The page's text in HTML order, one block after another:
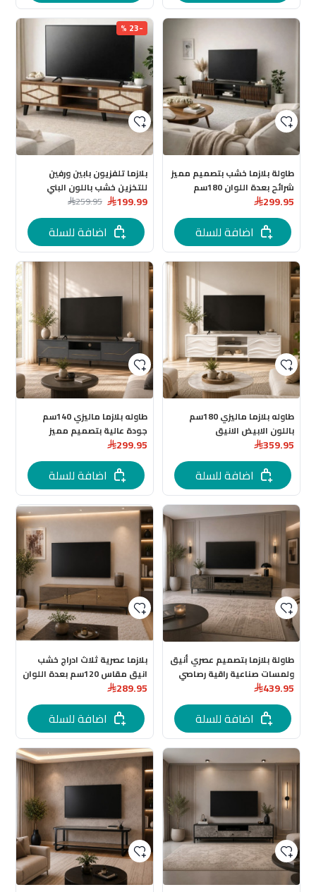
طاولة بلازما خشب بتصميم مميز
شرائح بعدة اللوان 180سم
299.95
اضافة للسلة
-23 %
بلازما تلفزيون بابين ورفين
للتخزين خشب باللون البني
مقاس 180سم
199.99
259.95
اضافة للسلة
طاوله بلازما ماليزي 180سم
باللون الابيض الانيق
359.95
اضافة للسلة
طاوله بلازما ماليزي 140سم
جودة عالية بتصميم مميز
299.95
اضافة للسلة
طاولة بلازما بتصميم عصري أنيق
ولمسات صناعية راقية رصاصي
180 سم
439.95
اضافة للسلة
بلازما عصرية ثلاث ادراج خشب
انيق مقاس 120سم بعدة اللوان
289.95
اضافة للسلة